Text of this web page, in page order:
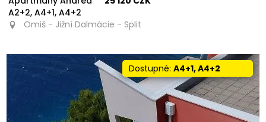
A2+2, A4+1, A4+2
Omiš - Jižní Dalmácie - Split
Dostupné:A4+1, A4+2